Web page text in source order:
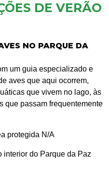
DE VERÃO
NO PARQUE DA
um guia especializado e
aves que aqui ocorrem,
que vivem no lago, às
que passam frequentemente
protegida N/A
interior do Parque da Paz